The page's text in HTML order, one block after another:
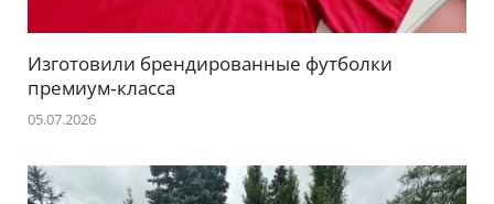
Изготовили брендированные футболки
премиум‑класса
05.07.2026